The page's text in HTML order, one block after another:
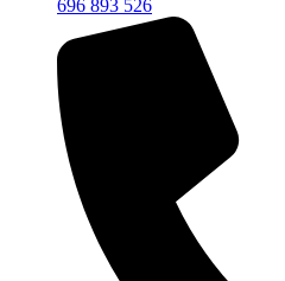
696 893 526